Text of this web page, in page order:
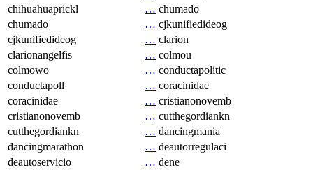
chihuahuaprickl
… chumado
chumado
… cjkunifiedideog
cjkunifiedideog
… clarion
clarionangelfis
… colmou
colmowo
… conductapolitic
conductapoll
… coracinidae
coracinidae
… cristianonovemb
cristianonovemb
… cutthegordiankn
cutthegordiankn
… dancingmania
dancingmarathon
… deautorregulaci
deautoservicio
… dene